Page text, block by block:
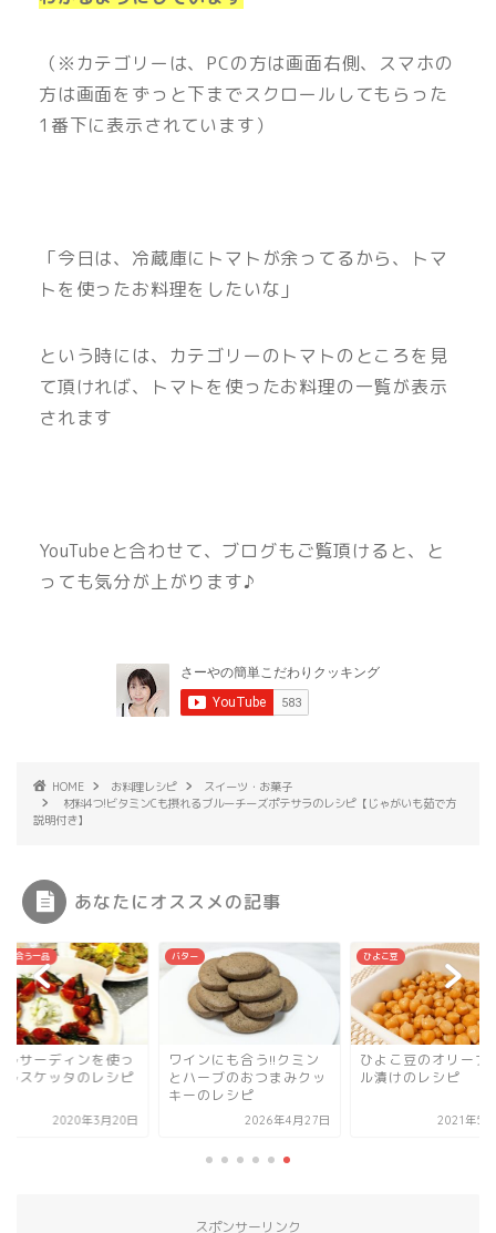
（※カテゴリーは、PCの方は画面右側、スマホの
方は画面をずっと下までスクロールしてもらった
1番下に表示されています）
「今日は、冷蔵庫にトマトが余ってるから、トマ
トを使ったお料理をしたいな」
という時には、カテゴリーのトマトのところを見
て頂ければ、トマトを使ったお料理の一覧が表示
されます
YouTubeと合わせて、ブログもご覧頂けると、と
っても気分が上がります♪
HOME お料理レシピ
スイーツ・お菓子
材料4つ!ビタミンCも摂れるブルーチーズポテサラのレシピ【じゃがいも茹で方
説明付き】
あなたにオススメの記事
に合う一品
ルサーディンを使っ
ルスケッタのレシピ
2020年3月20日
バター
ワインにも合う!!クミン
とハーブのおつまみクッ
キーのレシピ
2026年4月27日
ひよこ豆
ひよこ豆のオリーブ
ル漬けのレシピ
2021年5
スポンサーリンク